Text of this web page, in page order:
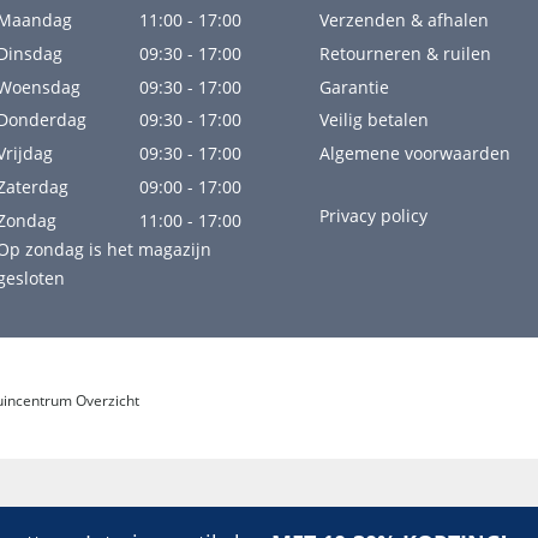
11:00 - 17:00
09:30 - 17:00
09:30 - 17:00
09:30 - 17:00
09:30 - 17:00
09:00 - 17:00
11:00 - 17:00
zondag is het magazijn
Verzenden & afhalen
Retourneren & ruilen
Garantie
Veilig betalen
Algemene voorwaarden
Privacy policy
Overzicht